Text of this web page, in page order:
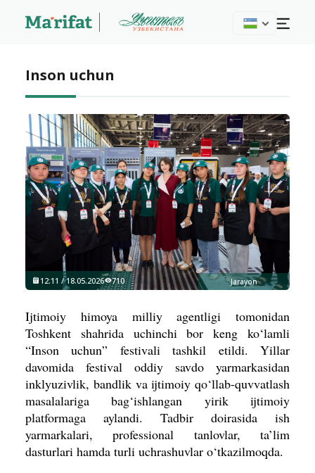
Inson uchun
Jarayon
12:11 / 18.05.2026 710
Ijtimoiy himoya milliy agentligi tomonidan
Toshkent shahrida uchinchi bor keng ko‘lamli
“Inson uchun” festivali tashkil etildi. Yillar
davomida festival oddiy savdo yarmarkasidan
inklyuzivlik, bandlik va ijtimoiy qo‘llab-quvvatlash
masalalariga bag‘ishlangan yirik ijtimoiy
platformaga aylandi. Tadbir doirasida ish
yarmarkalari, professional tanlovlar, ta’lim
dasturlari hamda turli uchrashuvlar o‘tkazilmoqda.